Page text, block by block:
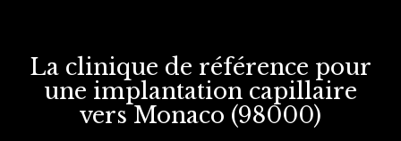
La clinique de référence pour
une implantation capillaire
vers Monaco (98000)